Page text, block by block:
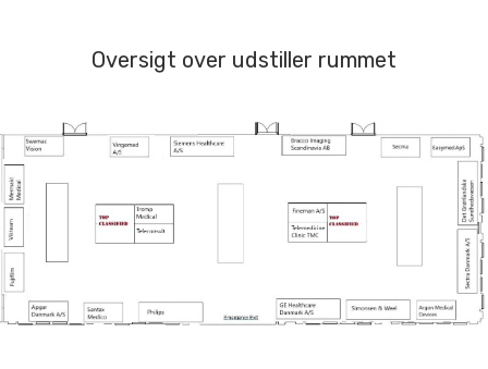
Oversigt over udstiller rummet